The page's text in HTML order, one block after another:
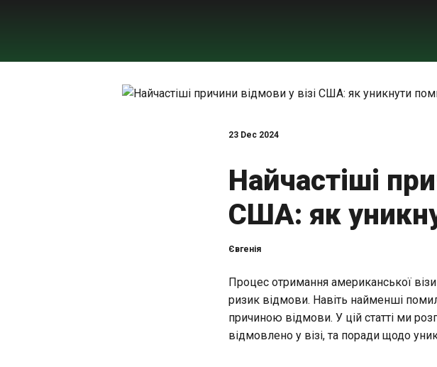
23 Dec 2024
Найчастіші
США: як
Євгенія
Процес отримання американської
ризик відмови. Навіть найменші
причиною відмови. У цій статті ми
відмовлено у візі, та поради щодо